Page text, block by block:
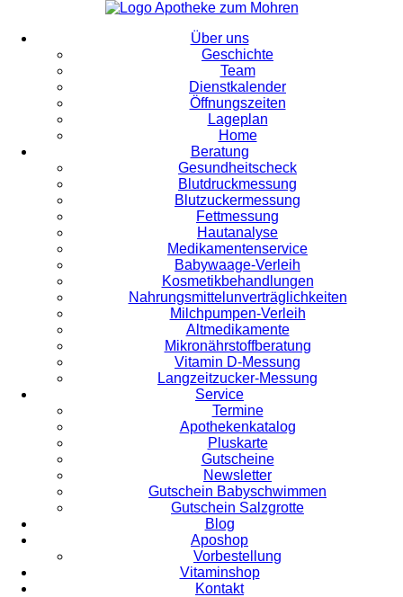
Über uns
Geschichte
Team
Dienstkalender
Öffnungszeiten
Lageplan
Home
Beratung
Gesundheitscheck
Blutdruckmessung
Blutzuckermessung
Fettmessung
Hautanalyse
Medikamentenservice
Babywaage-Verleih
Kosmetikbehandlungen
Nahrungsmittelunverträglichkeiten
Milchpumpen-Verleih
Altmedikamente
Mikronährstoffberatung
Vitamin D-Messung
Langzeitzucker-Messung
Service
Termine
Apothekenkatalog
Pluskarte
Gutscheine
Newsletter
Gutschein Babyschwimmen
Gutschein Salzgrotte
Blog
Aposhop
Vorbestellung
Vitaminshop
Kontakt